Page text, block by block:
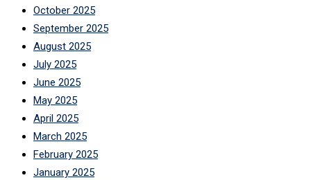
October 2025
September 2025
August 2025
July 2025
June 2025
May 2025
April 2025
March 2025
February 2025
January 2025